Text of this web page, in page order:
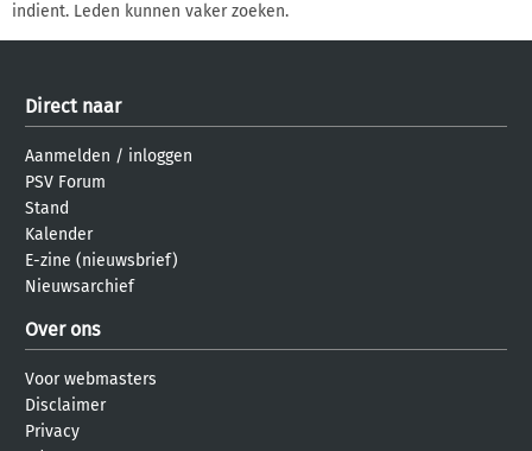
indient. Leden kunnen vaker zoeken.
Direct naar
Aanmelden / inloggen
PSV Forum
Stand
Kalender
E-zine (nieuwsbrief)
Nieuwsarchief
Over ons
Voor webmasters
Disclaimer
Privacy